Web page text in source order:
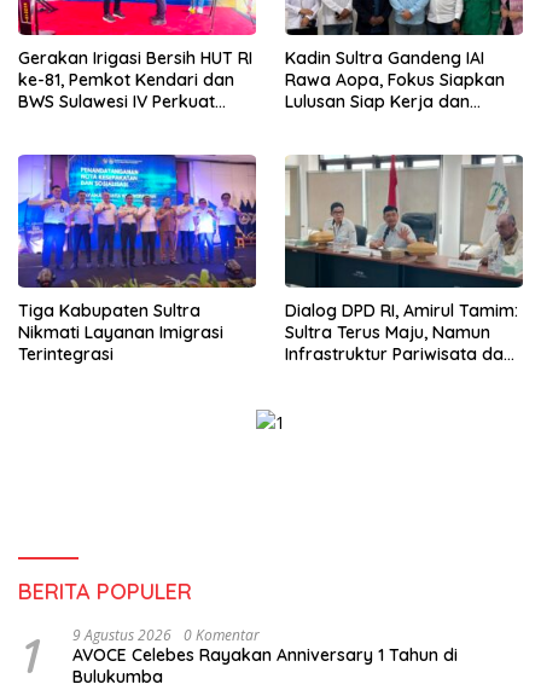
Gerakan Irigasi Bersih HUT RI
ke-81, Pemkot Kendari dan
BWS Sulawesi IV Perkuat
Kadin Sultra Gandeng IAI
Rawa Aopa, Fokus Siapkan
Lulusan Siap Kerja dan
Tiga Kabupaten Sultra
Nikmati Layanan Imigrasi
Terintegrasi
Dialog DPD RI, Amirul Tamim:
Sultra Terus Maju, Namun
Infrastruktur Pariwisata dan
BERITA POPULER
1 9 Agustus 2026 0 Komentar
AVOCE Celebes Rayakan Anniversary 1 Tahun di
Bulukumba